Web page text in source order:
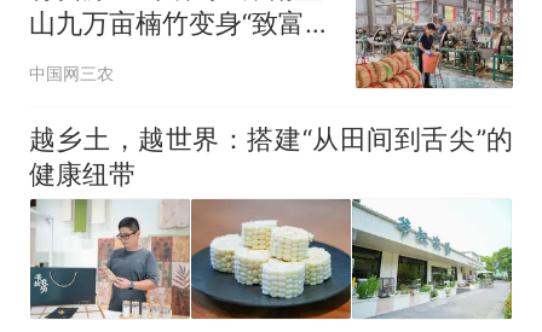
山九万亩楠竹变身“致富
竹”
中国网三农
越乡土，越世界：搭建“从田间到舌尖”的
健康纽带